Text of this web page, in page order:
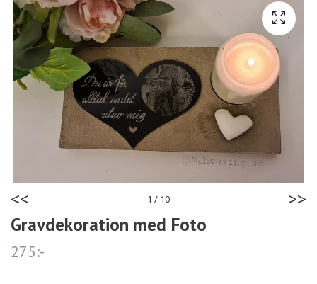
<< 1 / 10 >>
Gravdekoration med Foto
275:-